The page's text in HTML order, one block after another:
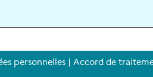
personnelles| Accord de